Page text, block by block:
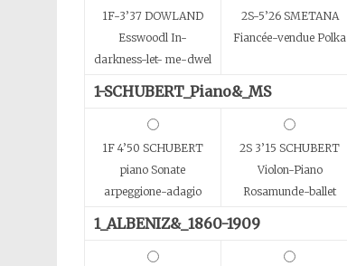
1F-3’37 DOWLAND
Esswoodl In-
darkness-let- me-dwel
2S-5’26 SMETANA
Fiancée-vendue Polka
1-SCHUBERT_Piano&_MS
1F 4’50 SCHUBERT
piano Sonate
arpeggione-adagio
2S 3’15 SCHUBERT
Violon-Piano
Rosamunde-ballet
1_ALBENIZ&_1860-1909